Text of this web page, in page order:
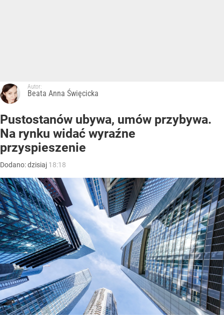
Autor:
Beata Anna Święcicka
Pustostanów ubywa, umów przybywa.
Na rynku widać wyraźne
przyspieszenie
Dodano:dzisiaj 18:18